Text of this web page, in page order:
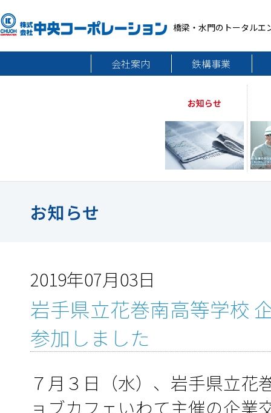
橋梁・水門のトータルエ
会社案内 鉄構事業
お知らせ
お知らせ
2019年07月03日
岩手県立花巻南高等学校
参加しました
７月３日（水）、岩手県立花
ョブカフェいわて主催の企業